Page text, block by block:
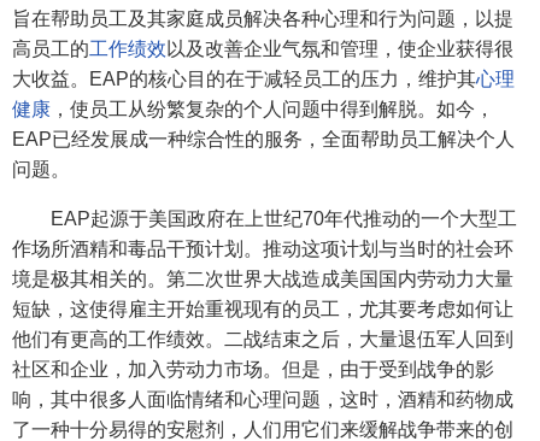
旨在帮助员工及其家庭成员解决各种心理和行为问题，以提
高员工的工作绩效 以及改善企业气氛和管理，使企业获得很
大收益。EAP的核心目的在于减轻员工的压力，维护其心理
健康 ，使员工从纷繁复杂的个人问题中得到解脱。如今，
EAP已经发展成一种综合性的服务，全面帮助员工解决个人
问题。
EAP起源于美国政府在上世纪70年代推动的一个大型工
作场所酒精和毒品干预计划。推动这项计划与当时的社会环
境是极其相关的。第二次世界大战造成美国国内劳动力大量
短缺，这使得雇主开始重视现有的员工，尤其要考虑如何让
他们有更高的工作绩效。二战结束之后，大量退伍军人回到
社区和企业，加入劳动力市场。但是，由于受到战争的影
响，其中很多人面临情绪和心理问题，这时，酒精和药物成
了一种十分易得的安慰剂，人们用它们来缓解战争带来的创